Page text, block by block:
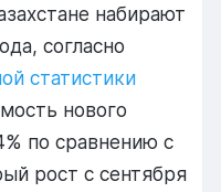
набирают
согласно
статистики
нового
по сравнению с
рост с сентября